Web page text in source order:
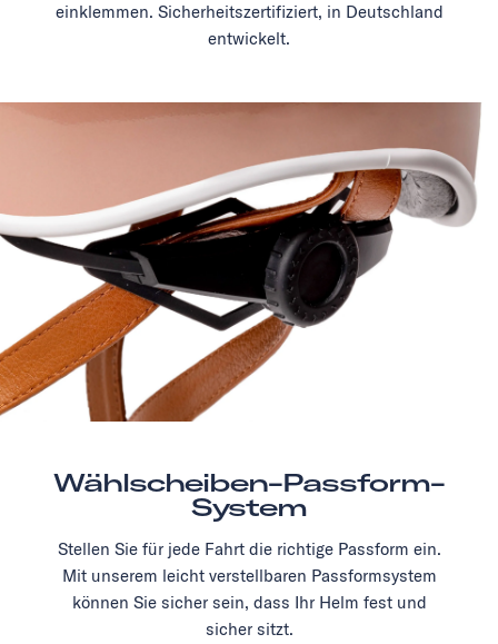
einklemmen. Sicherheitszertifiziert, in Deutschland
entwickelt.
Wählscheiben-Passform-
System
Stellen Sie für jede Fahrt die richtige Passform ein.
Mit unserem leicht verstellbaren Passformsystem
können Sie sicher sein, dass Ihr Helm fest und
sicher sitzt.